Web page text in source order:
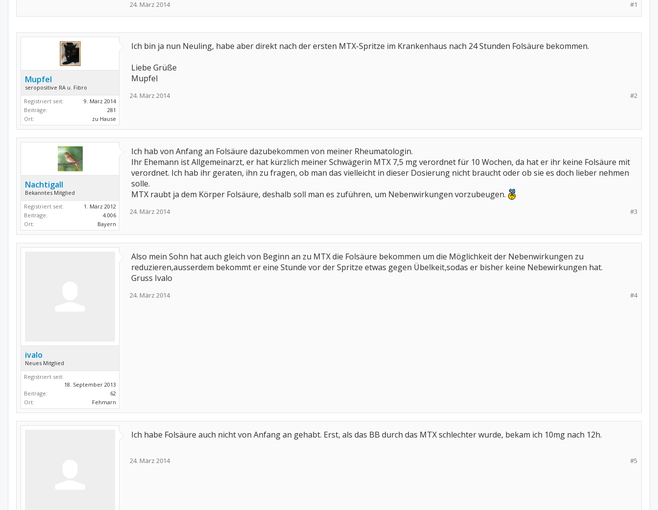
#1
24. März 2014
Mupfel
seropositive RA u. Fibro
Registriert seit:
9. März 2014
Beiträge:
281
Ort:
zu Hause
Ich bin ja nun Neuling, habe aber direkt nach der ersten MTX-Spritze im Krankenhaus nach 24 Stunden Folsäure bekommen.
Liebe Grüße
Mupfel
#2
24. März 2014
Nachtigall
Bekanntes Mitglied
Registriert seit:
1. März 2012
Beiträge:
4.006
Ort:
Bayern
Ich hab von Anfang an Folsäure dazubekommen von meiner Rheumatologin.
Ihr Ehemann ist Allgemeinarzt, er hat kürzlich meiner Schwägerin MTX 7,5 mg verordnet für 10 Wochen, da hat er ihr keine Folsäure mit
verordnet. Ich hab ihr geraten, ihn zu fragen, ob man das vielleicht in dieser Dosierung nicht braucht oder ob sie es doch lieber nehmen
solle.
MTX raubt ja dem Körper Folsäure, deshalb soll man es zuführen, um Nebenwirkungen vorzubeugen.
#3
24. März 2014
ivalo
Neues Mitglied
Registriert seit:
18. September 2013
Beiträge:
62
Ort:
Fehmarn
Also mein Sohn hat auch gleich von Beginn an zu MTX die Folsäure bekommen um die Möglichkeit der Nebenwirkungen zu
reduzieren,ausserdem bekommt er eine Stunde vor der Spritze etwas gegen Übelkeit,sodas er bisher keine Nebewirkungen hat.
Gruss Ivalo
#4
24. März 2014
Ich habe Folsäure auch nicht von Anfang an gehabt. Erst, als das BB durch das MTX schlechter wurde, bekam ich 10mg nach 12h.
#5
24. März 2014